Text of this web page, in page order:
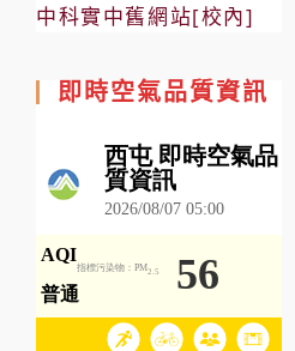
中科實中舊網站[校內]
即時空氣品質資訊